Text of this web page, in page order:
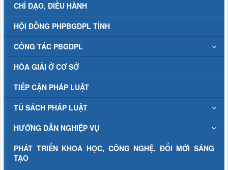
CHỈ ĐẠO, ĐIỀU HÀNH
HỘI ĐỒNG PHPBGDPL TỈNH
CÔNG TÁC PBGDPL
HÒA GIẢI Ở CƠ SỞ
TIẾP CẬN PHÁP LUẬT
TỦ SÁCH PHÁP LUẬT
HƯỚNG DẪN NGHIỆP VỤ
PHÁT TRIỂN KHOA HỌC, CÔNG NGHỆ, ĐỔI MỚI SÁNG
TẠO